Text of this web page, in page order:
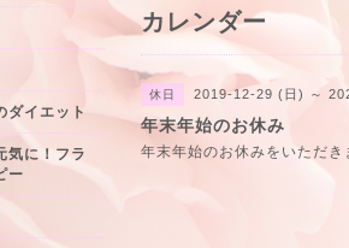
カレンダー
休日 2019-12-29 (日) ～
年末年始のお休み
年末年始のお休みをいただき
ダイエット
気に！フラ
ー